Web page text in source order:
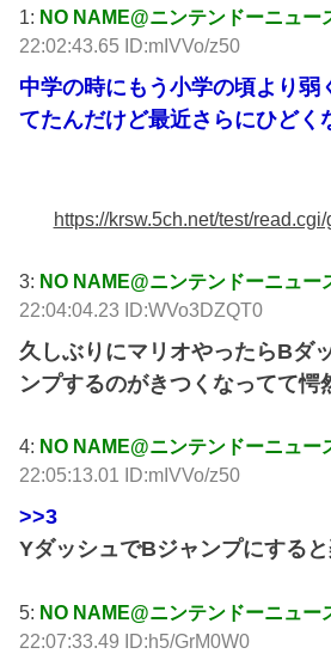
1: NO NAME@ニンテンドーニュー
22:02:43.65 ID:mIVVo/z50
中学の時にもう小学の頃より弱
てたんだけど最近さらにひどく
https://krsw.5ch.net/test/
3: NO NAME@ニンテンドーニュー
22:04:04.23 ID:WVo3DZQT0
久しぶりにマリオやったらBダ
ンプするのがきつくなってて愕
4: NO NAME@ニンテンドーニュー
22:05:13.01 ID:mIVVo/z50
>>3
YダッシュでBジャンプにすると
5: NO NAME@ニンテンドーニュー
22:07:33.49 ID:h5/GrM0W0